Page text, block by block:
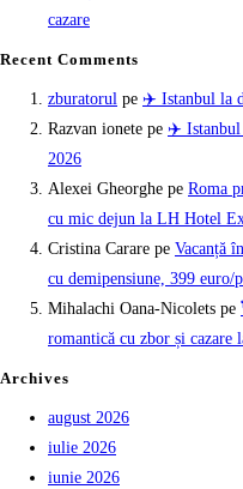
cazare
Recent Comments
zburatorul pe ✈️ Istanbul la
Razvan ionete pe ✈️ Istanbul
2026
Alexei Gheorghe pe Roma
cu mic dejun la LH Hotel
Cristina Carare pe Vacanță
cu demipensiune, 399 euro/
Mihalachi Oana-Nicolets pe
romantică cu zbor și cazare
Archives
august 2026
iulie 2026
iunie 2026